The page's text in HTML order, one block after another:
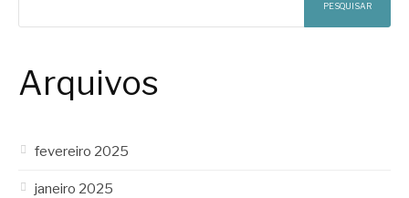
PESQUISAR
Arquivos
fevereiro 2025
janeiro 2025